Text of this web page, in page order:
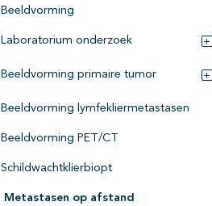
Beeldvorming
Laboratorium onderzoek
Beeldvorming primaire tumor
Beeldvorming lymfekliermetastasen
Beeldvorming PET/CT
Schildwachtklierbiopt
Metastasen op afstand